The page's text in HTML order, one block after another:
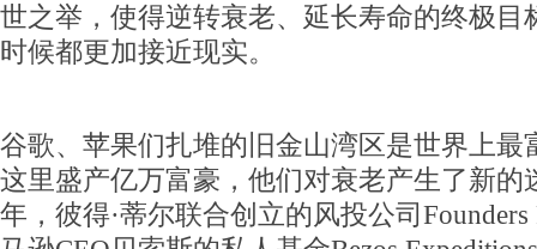
世之举，使得逆转衰老、延长寿命的终极目
时候都更加接近现实。
谷歌、苹果们扎堆的旧金山湾区是世界上最
这里盛产亿万富豪，他们对衰老产生了新的
年，彼得·蒂尔联合创立的风投公司